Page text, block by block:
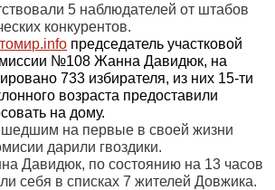
5 наблюдателей от штабов
конкурентов.
председатель участковой
№108 Жанна Давидюк, на
733 избирателя, из них 15-ти
возраста предоставили
на дому.
на первые в своей жизни
дарили гвоздики.
Давидюк, по состоянию на 13 часов
себя в списках 7 жителей Довжика.